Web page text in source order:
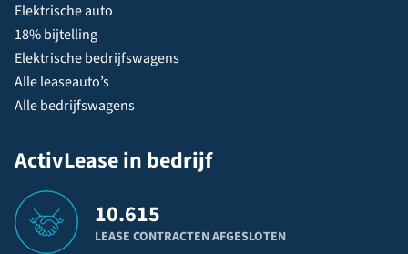
Elektrische auto
18% bijtelling
Elektrische bedrijfswagens
Alle leaseauto’s
Alle bedrijfswagens
ActivLease in bedrijf
10.615
LEASE CONTRACTEN AFGESLOTEN